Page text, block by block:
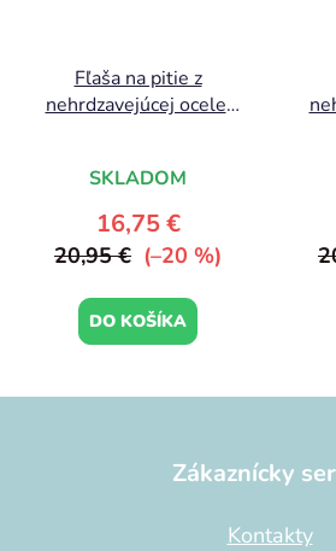
Fľaša na pitie z
nehrdzavejúcej ocele:
SKLADOM
16,75 €
20,95 € (–20 %)
DO KOŠÍKA
Zákaznícky
Kontakty